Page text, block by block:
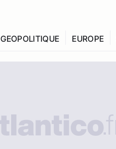
GEOPOLITIQUE EUROPE